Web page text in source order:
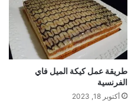
طريقة عمل كيكة الميل فاي
الفرنسية
أكتوبر 18, 2023